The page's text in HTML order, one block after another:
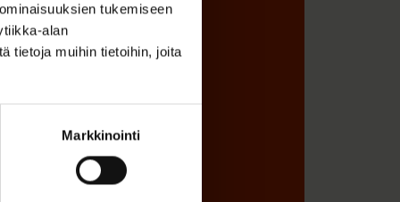
tukemiseen
alan
tietoja muihin tietoihin, joita
Markkinointi